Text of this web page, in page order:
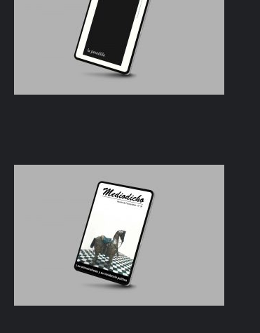
AÑADIR AL CARRITO /
AÑADIR AL CARRITO /